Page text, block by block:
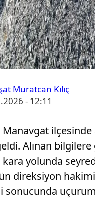
Muratcan Kılıç
- 12:11
Manavgat ilçesinde
Alınan bilgilere
kara yolunda
direksiyon
sonucunda